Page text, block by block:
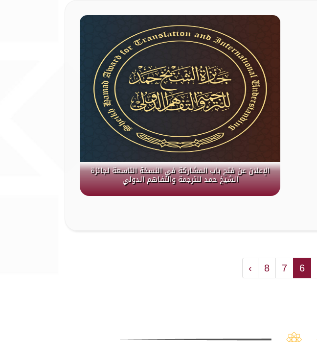
الإعلان عن فتح باب المشاركة في النسخة التاسعة لجائزة
الشيخ حمد للترجمة والتفاهم الدولي
6
7
8
›